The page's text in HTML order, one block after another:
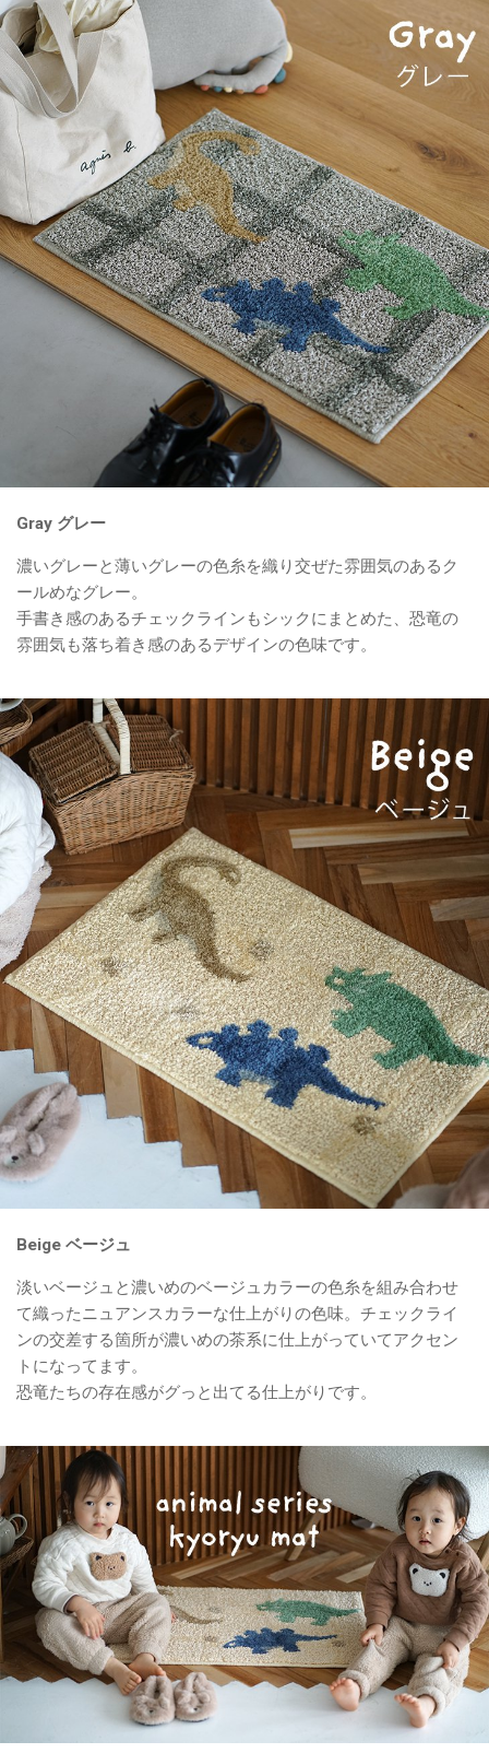
Gray グレー
濃いグレーと薄いグレーの色糸を織り交ぜた雰囲気のあるク
ールめなグレー。
手書き感のあるチェックラインもシックにまとめた、恐竜の
雰囲気も落ち着き感のあるデザインの色味です。
Beige ベージュ
淡いベージュと濃いめのベージュカラーの色糸を組み合わせ
て織ったニュアンスカラーな仕上がりの色味。チェックライ
ンの交差する箇所が濃いめの茶系に仕上がっていてアクセン
トになってます。
恐竜たちの存在感がグっと出てる仕上がりです。